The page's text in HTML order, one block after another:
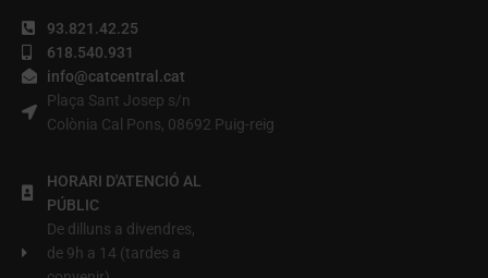
93.821.42.25
618.540.931
info@catcentral.cat
Plaça Sant Josep s/n
Colònia Cal Pons, 08692 Puig-reig
HORARI D'ATENCIÓ AL
PÚBLIC
De dilluns a divendres,
de 9h a 14 (tardes a